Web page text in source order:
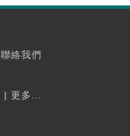
聯絡我們
| 更多...